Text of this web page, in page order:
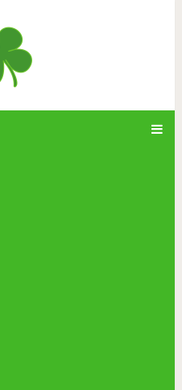
которые во всей